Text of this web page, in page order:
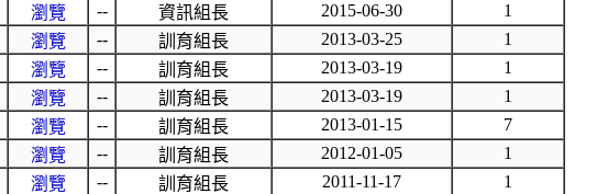
瀏覽 -- 資訊組長 2015-06-30
1
瀏覽 -- 訓育組長 2013-03-25
1
瀏覽 -- 訓育組長 2013-03-19
1
瀏覽 -- 訓育組長 2013-03-19
1
瀏覽 -- 訓育組長 2013-01-15
7
瀏覽 -- 訓育組長 2012-01-05
1
瀏覽 -- 訓育組長 2011-11-17
1